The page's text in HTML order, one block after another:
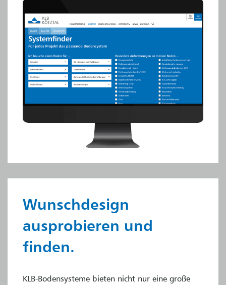
Wunschdesign
ausprobieren und
finden.
KLB-Bodensysteme bieten nicht nur eine große